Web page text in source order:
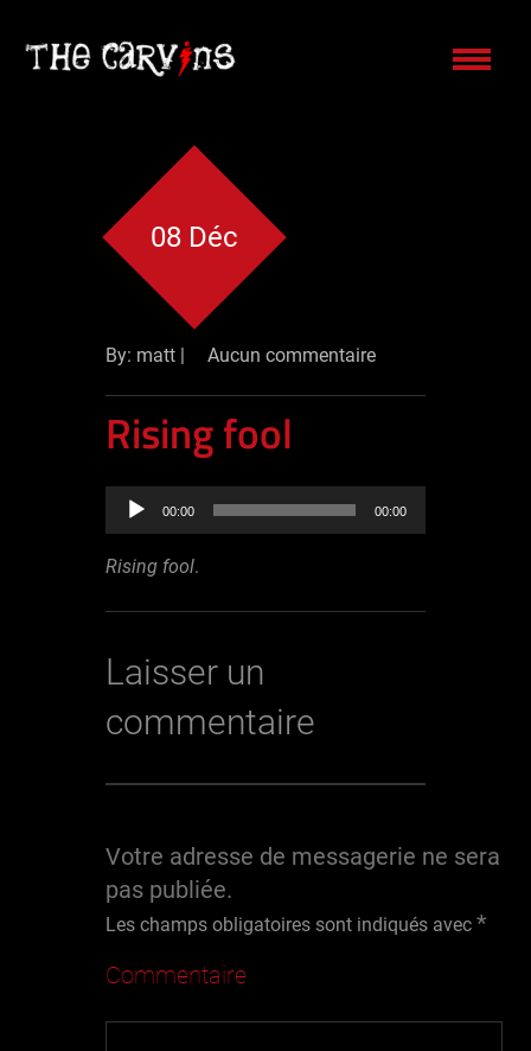
08 Déc
By: matt | Aucun commentaire
Rising fool
Lecteur
audio
00:00 00:00
Rising fool.
Laisser un
commentaire
Votre adresse de messagerie ne sera
pas publiée.
Les champs obligatoires sont indiqués avec *
Commentaire